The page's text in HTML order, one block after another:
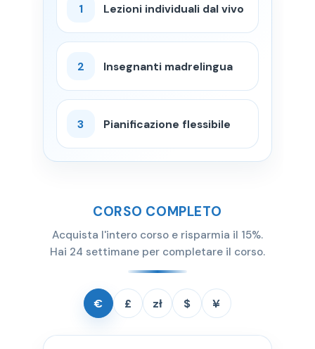
1 Lezioni individuali dal vivo
2 Insegnanti madrelingua
3 Pianificazione flessibile
CORSO COMPLETO
Acquista l'intero corso e risparmia il 15%.
Hai 24 settimane per completare il corso.
€ £ zł $ ¥